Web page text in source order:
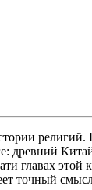
религий.
древний
главах этой
точный